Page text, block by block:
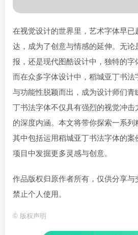
在视觉设计的世界里，艺术字体早已
达，成为了创意与情感的延伸。无
报，还是现代图酷设计中，独特的字
而在众多字体设计中，稻城亚丁书法
与功能性脱颖而出，成为设计师们青
丁书法字体不仅具有强烈的视觉冲
的深度内涵。本文将带你探索一系列
其中包括运用稻城亚丁书法字体的
项目中发掘更多灵感与创意。
作品版权归原作者所有，仅供分享与
禁止个人使用。
© 版权声明